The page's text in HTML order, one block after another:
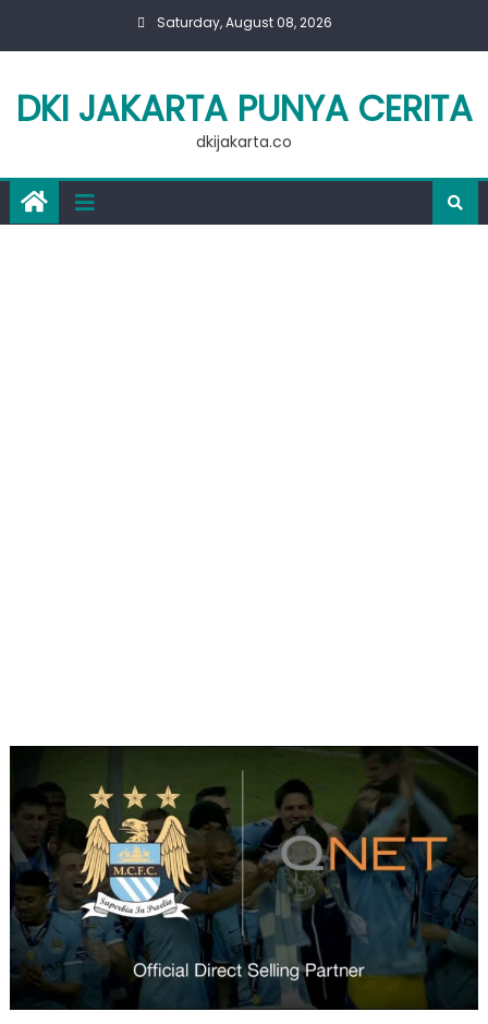
Saturday, August 08, 2026
DKI JAKARTA PUNYA CERITA
dkijakarta.co